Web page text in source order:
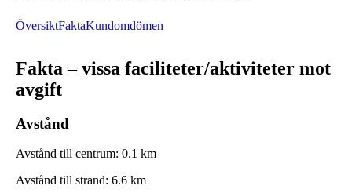
ÖversiktFaktaKundomdömen
Fakta – vissa faciliteter/aktiviteter mot
avgift
Avstånd
Avstånd till centrum: 0.1 km
Avstånd till strand: 6.6 km